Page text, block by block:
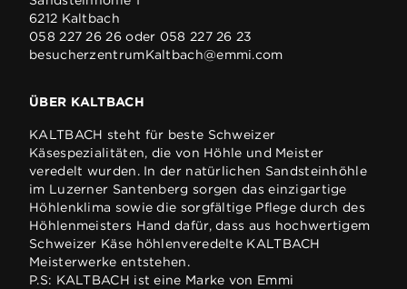
6212 Kaltbach
058 227 26 26oder 058 227 26 23
besucherzentrumKaltbach@emmi.com
ÜBER KALTBACH
KALTBACH steht für beste Schweizer
Käsespezialitäten, die von Höhle und Meister
veredelt wurden. In der natürlichen Sandsteinhöhle
im Luzerner Santenberg sorgen das einzigartige
Höhlenklima sowie die sorgfältige Pflege durch des
Höhlenmeisters Hand dafür, dass aus hochwertigem
Schweizer Käse höhlenveredelte KALTBACH
Meisterwerke entstehen.
P.S: KALTBACH ist eine Marke von Emmi